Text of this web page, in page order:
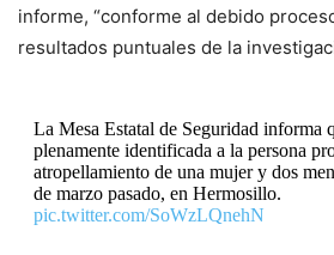
informe, “conforme al debido
resultados puntuales de la
La Mesa Estatal de Seguridad informa
plenamente identificada a la persona
atropellamiento de una mujer y dos
de marzo pasado, en Hermosillo.
pic.twitter.com/SoWzLQnehN